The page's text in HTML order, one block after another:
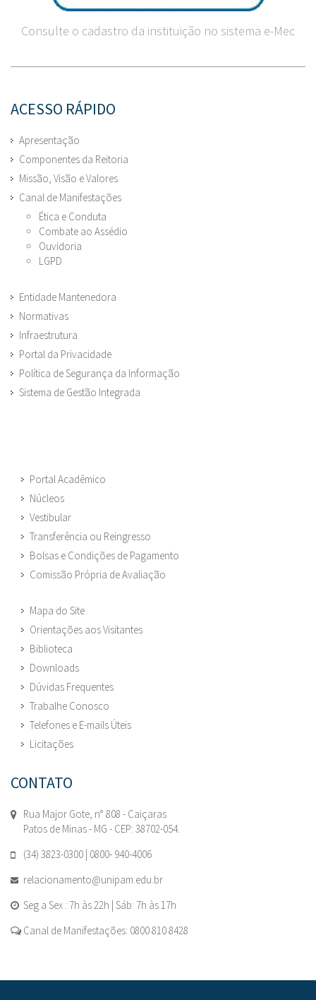
Consulte o cadastro da instituição no sistema e-Mec
ACESSO RÁPIDO
Apresentação
Componentes da Reitoria
Missão, Visão e Valores
Canal de Manifestações
Ética e Conduta
Combate ao Assédio
Ouvidoria
LGPD
Entidade Mantenedora
Normativas
Infraestrutura
Portal da Privacidade
Política de Segurança da Informação
Sistema de Gestão Integrada
Portal Acadêmico
Núcleos
Vestibular
Transferência ou Reingresso
Bolsas e Condições de Pagamento
Comissão Própria de Avaliação
Mapa do Site
Orientações aos Visitantes
Biblioteca
Downloads
Dúvidas Frequentes
Trabalhe Conosco
Telefones e E-mails Úteis
Licitações
CONTATO
Rua Major Gote, n° 808 - Caiçaras
Patos de Minas - MG - CEP: 38702-054.
(34) 3823-0300 | 0800- 940-4006
relacionamento@unipam.edu.br
Seg a Sex : 7h às 22h | Sáb: 7h às 17h
Canal de Manifestações: 0800 810 8428